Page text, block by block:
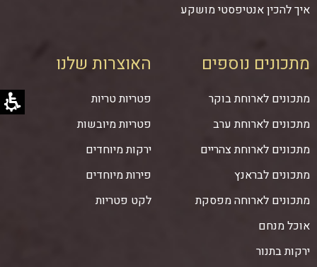
איך להכין אנטיפסטי מושקע
מתכונים נוספים
מתכונים לארוחת בוקר
מתכונים לארוחת ערב
מתכונים לארוחת צהריים
מתכונים לבראנץ
מתכונים לארוחה מפסקת
אוכל מנחם
ירקות בתנור
האוצרות שלנו
פטריות טריות
פטריות מיובשות
ירקות מיוחדים
פירות מיוחדים
לקט פטריות